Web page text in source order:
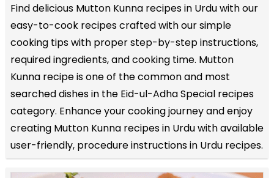
Find delicious Mutton Kunna recipes in Urdu with our
easy-to-cook recipes crafted with our simple
cooking tips with proper step-by-step instructions,
required ingredients, and cooking time. Mutton
Kunna recipe is one of the common and most
searched dishes in the Eid-ul-Adha Special recipes
category. Enhance your cooking journey and enjoy
creating Mutton Kunna recipes in Urdu with available
user-friendly, procedure instructions in Urdu recipes.